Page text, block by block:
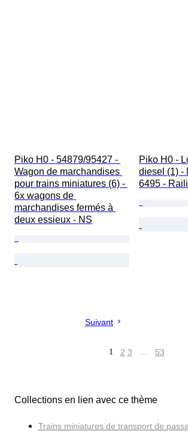
Piko H0 - 54879/95427 -
Wagon de marchandises
pour trains miniatures (6) -
6x wagons de
marchandises fermés à
deux essieux - NS
Piko H0 -
diesel (1) -
6495 -
Suivant
1 2 3 … 53
Collections en lien avec ce thème
Trains miniatures de transport de